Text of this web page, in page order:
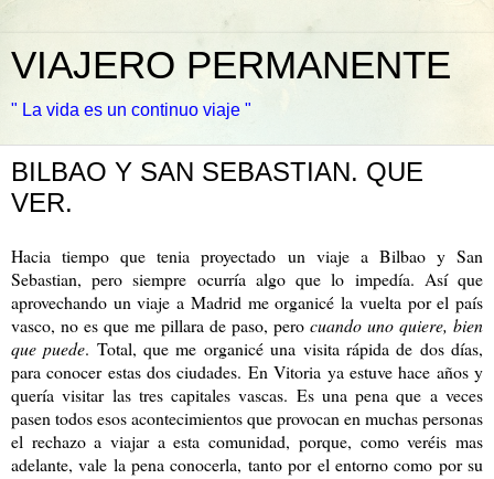
VIAJERO PERMANENTE
" La vida es un continuo viaje "
BILBAO Y SAN SEBASTIAN. QUE
VER.
Hacia tiempo que tenia proyectado un viaje a Bilbao y San
Sebastian, pero siempre ocurría algo que lo impedía. Así que
aprovechando un viaje a Madrid me organicé la vuelta por el país
vasco, no es que me pillara de paso, pero cuando uno quiere, bien
que puede. Total, que me organicé una visita rápida de dos días,
para conocer estas dos ciudades. En Vitoria ya estuve hace años y
quería visitar las tres capitales vascas. Es una pena que a veces
pasen todos esos acontecimientos que provocan en muchas personas
el rechazo a viajar a esta comunidad, porque, como veréis mas
adelante, vale la pena conocerla, tanto por el entorno como por su